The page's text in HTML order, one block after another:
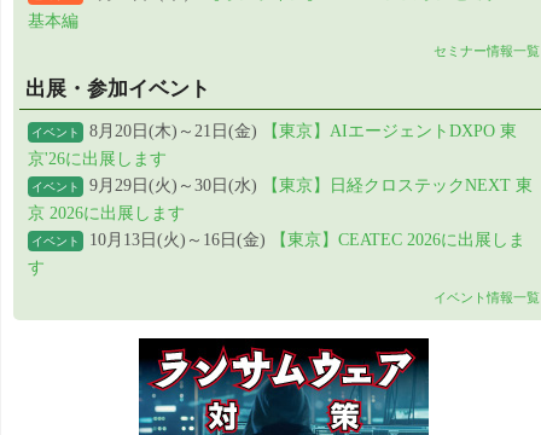
基本編
セミナー情報一覧
出展・参加イベント
イベント 8月20日(木)～21日(金)
【東京】AIエージェントDXPO 東
京'26に出展します
イベント 9月29日(火)～30日(水)
【東京】日経クロステックNEXT 東
京 2026に出展します
イベント 10月13日(火)～16日(金)
【東京】CEATEC 2026に出展しま
す
イベント情報一覧